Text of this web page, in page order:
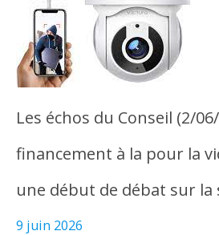
Les échos du Conseil (2/
financement à la pour la
une début de débat sur la
9 juin 2026